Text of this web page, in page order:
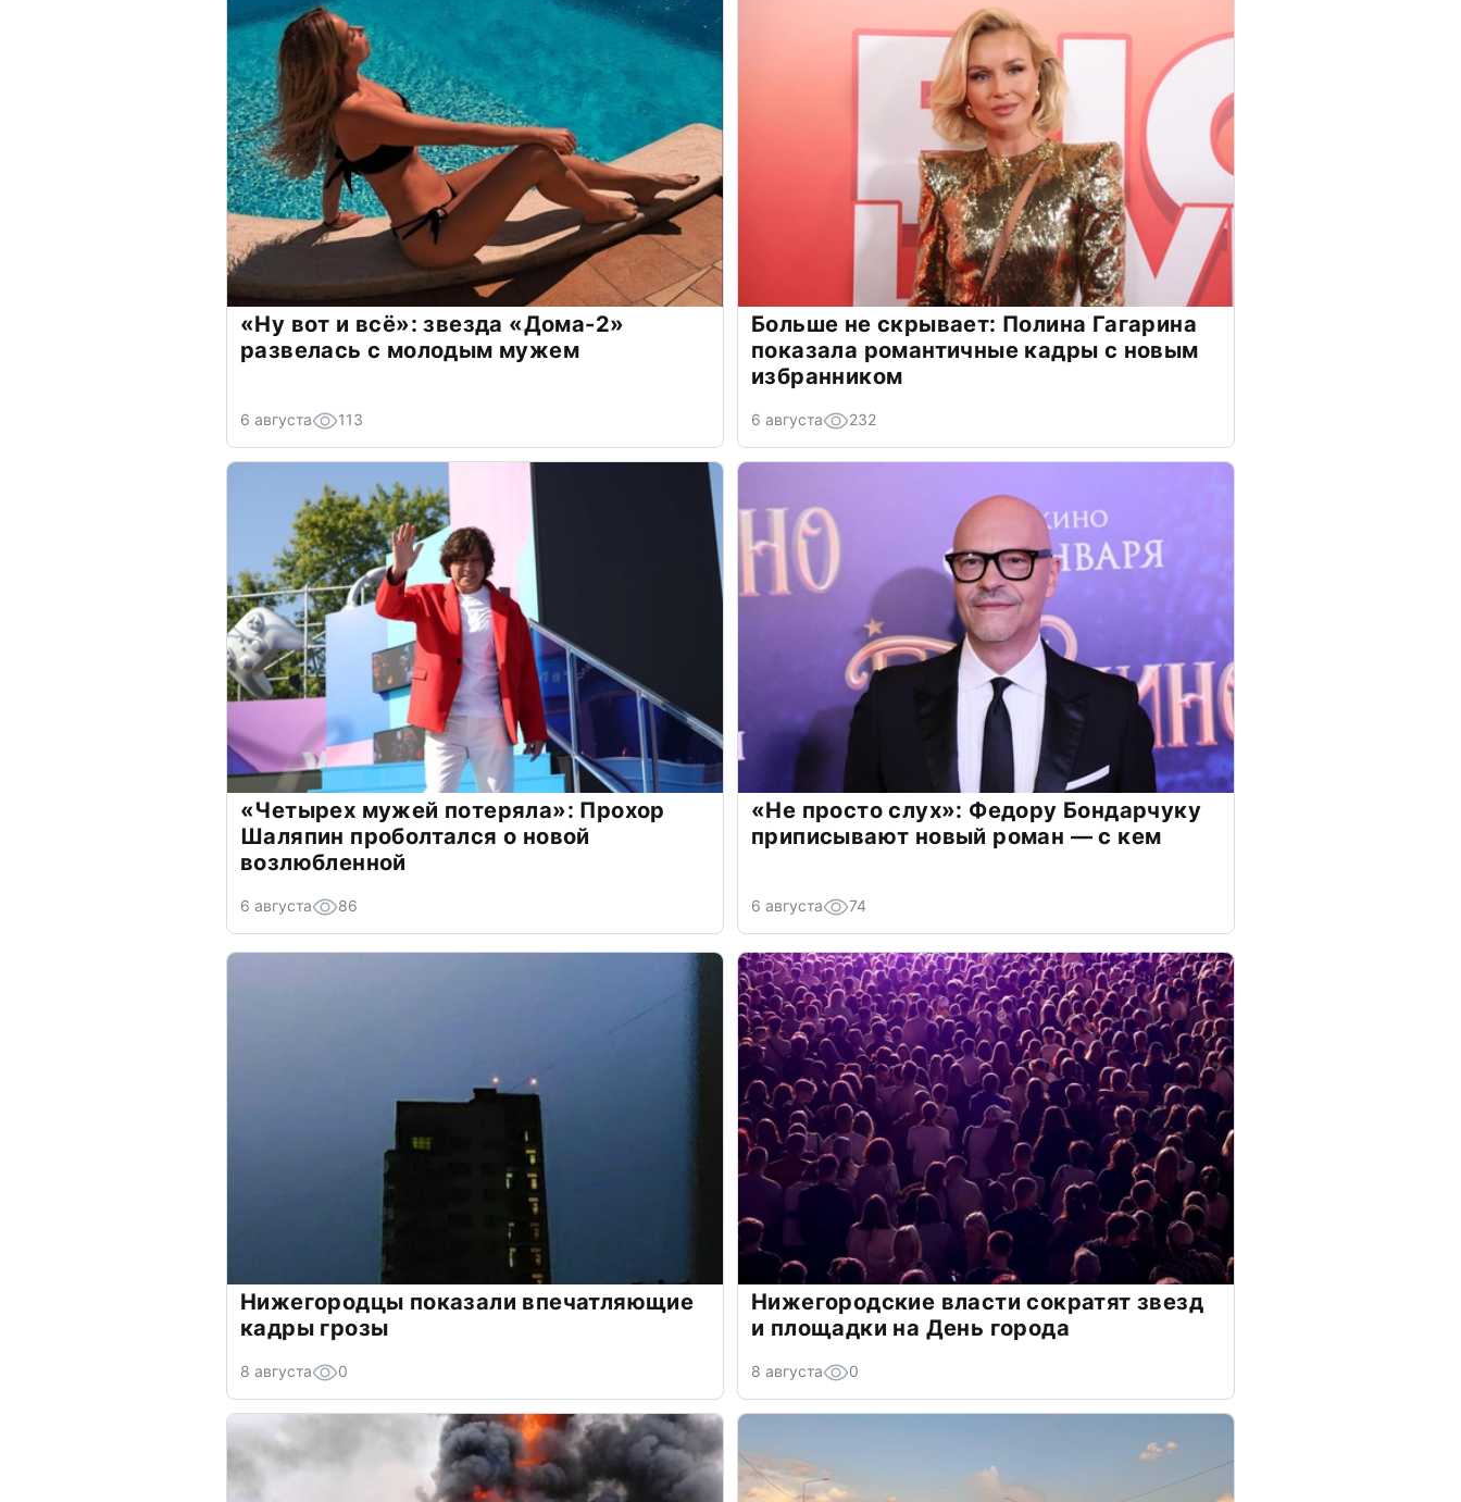
«Ну вот и всё»: звезда «Дома-2»
развелась с молодым мужем
6 августа 113
Больше не скрывает: Полина Гагарина
показала романтичные кадры с новым
избранником
6 августа 232
«Четырех мужей потеряла»: Прохор
Шаляпин проболтался о новой
возлюбленной
6 августа 86
«Не просто слух»: Федору Бондарчуку
приписывают новый роман — с кем
6 августа 74
Нижегородцы показали впечатляющие
кадры грозы
8 августа 0
Нижегородские власти сократят звезд
и площадки на День города
8 августа 0